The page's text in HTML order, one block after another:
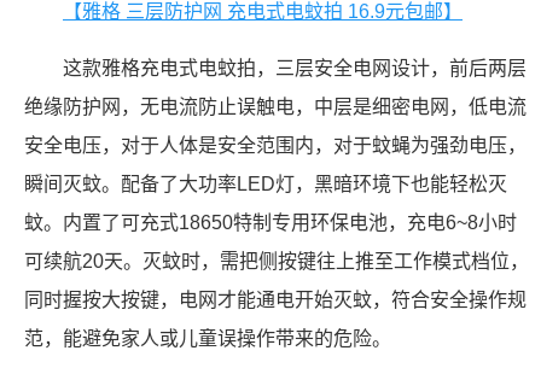
【雅格 三层防护网 充电式电蚊拍 16.9元包邮】
这款雅格充电式电蚊拍，三层安全电网设计，前后两层
绝缘防护网，无电流防止误触电，中层是细密电网，低电流
安全电压，对于人体是安全范围内，对于蚊蝇为强劲电压，
瞬间灭蚊。配备了大功率LED灯，黑暗环境下也能轻松灭
蚊。内置了可充式18650特制专用环保电池，充电6~8小时
可续航20天。灭蚊时，需把侧按键往上推至工作模式档位，
同时握按大按键，电网才能通电开始灭蚊，符合安全操作规
范，能避免家人或儿童误操作带来的危险。